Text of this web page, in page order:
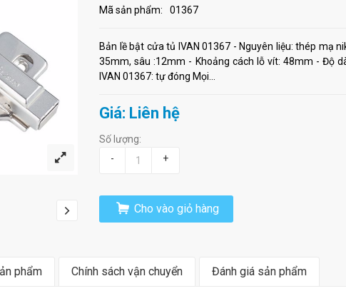
Mã sản phẩm:
01367
Bản lề bật cửa tủ IVAN 01367 - Nguyên liệu: thép mạ
35mm, sâu :12mm - Khoảng cách lỗ vít: 48mm - Độ
IVAN 01367: tự đóng Mọi...
Giá: Liên hệ
Số lượng:
-
+
Cho vào giỏ hàng
phẩm Chính sách vận chuyển Đánh giá sản phẩm